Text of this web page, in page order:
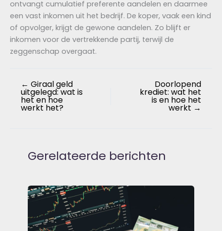
ontvangt cumulatief preferente aandelen en daarmee
een vast inkomen uit het bedrijf. De koper, vaak een kind
of opvolger, krijgt de gewone aandelen. Zo blijft er
inkomen voor de vertrekkende partij, terwijl de
zeggenschap overgaat.
← Giraal geld
uitgelegd: wat is
het en hoe
werkt het?
Doorlopend
krediet: wat het
is en hoe het
werkt →
Gerelateerde berichten